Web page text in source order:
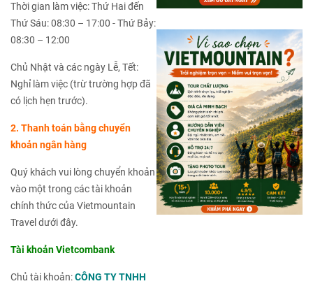
Thời gian làm việc: Thứ Hai đến
Thứ Sáu: 08:30 – 17:00 - Thứ Bảy:
08:30 – 12:00
Chủ Nhật và các ngày Lễ, Tết:
Nghỉ làm việc (trừ trường hợp đã
có lịch hẹn trước).
2. Thanh toán bằng chuyển
khoản ngân hàng
Quý khách vui lòng chuyển khoản
vào một trong các tài khoản
chính thức của Vietmountain
Travel dưới đây.
Tài khoản Vietcombank
Chủ tài khoản:CÔNG TY TNHH